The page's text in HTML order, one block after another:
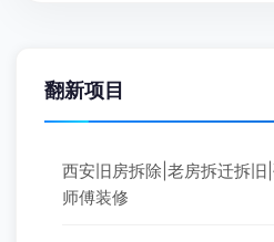
翻新项目
西安旧房拆除|老房拆迁拆
师傅装修